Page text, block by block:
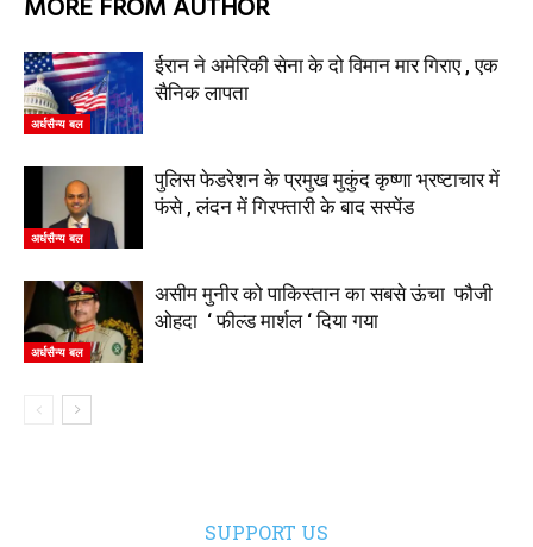
MORE FROM AUTHOR
अर्धसैन्य बल
ईरान ने अमेरिकी सेना के दो विमान मार गिराए , एक
सैनिक लापता
अर्धसैन्य बल
पुलिस फेडरेशन के प्रमुख मुकुंद कृष्णा भ्रष्टाचार में
फंसे , लंदन में गिरफ्तारी के बाद सस्पेंड
अर्धसैन्य बल
असीम मुनीर को पाकिस्तान का सबसे ऊंचा फौजी
ओहदा ‘ फील्ड मार्शल ‘ दिया गया
SUPPORT US